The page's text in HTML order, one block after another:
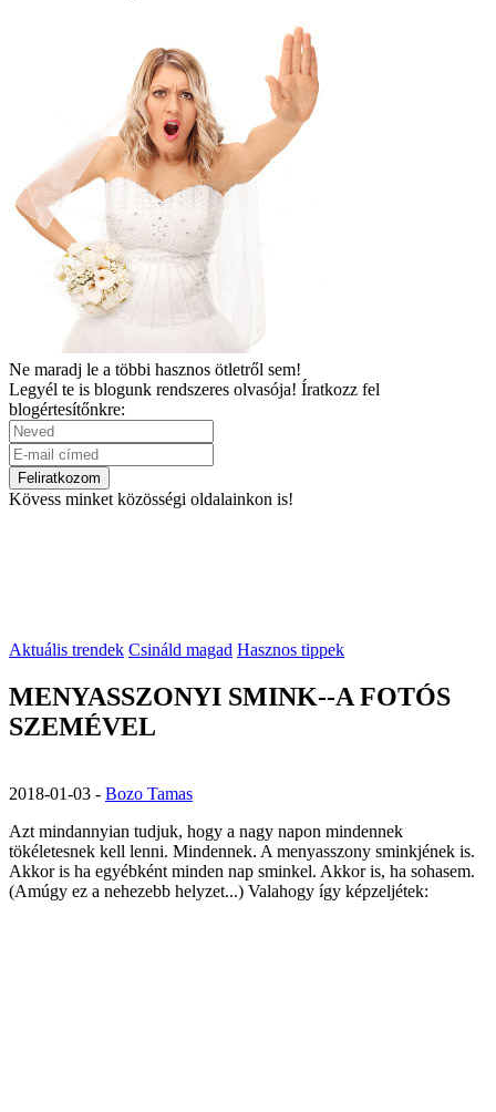
Ne maradj le a többi hasznos ötletről sem!
Legyél te is blogunk rendszeres olvasója! Íratkozz fel
blogértesítőnkre:
Kövess minket közösségi oldalainkon is!
Aktuális trendek Csináld magad Hasznos tippek
MENYASSZONYI SMINK--A FOTÓS
SZEMÉVEL
2018-01-03 - Bozo Tamas
Azt mindannyian tudjuk, hogy a nagy napon mindennek
tökéletesnek kell lenni. Mindennek. A menyasszony sminkjének is.
Akkor is ha egyébként minden nap sminkel. Akkor is, ha sohasem.
(Amúgy ez a nehezebb helyzet...) Valahogy így képzeljétek: